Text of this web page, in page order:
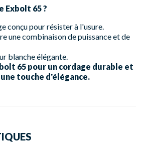
Exbolt 65 ?
conçu pour résister à l'usure.
une combinaison de puissance et de
blanche élégante.
65 pour un cordage durable et
touche d'élégance.